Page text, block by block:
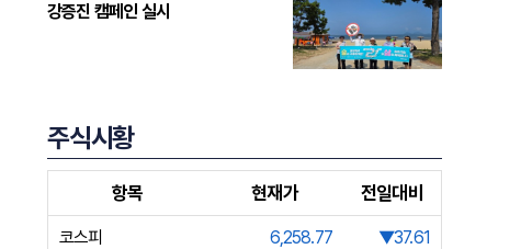
강증진 캠페인 실시
주식시황
항목 현재가 전일대비
코스피 6,258.77 ▼37.61